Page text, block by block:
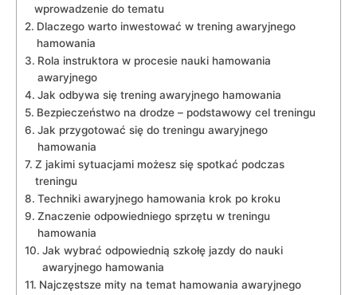
wprowadzenie do tematu
Dlaczego warto ⁢inwestować w trening awaryjnego
hamowania
Rola instruktora w procesie nauki hamowania
⁤awaryjnego
Jak odbywa się trening ⁣awaryjnego hamowania
Bezpieczeństwo na drodze – podstawowy cel treningu
Jak ⁤przygotować się do ⁤treningu awaryjnego
⁣hamowania
Z jakimi sytuacjami możesz się spotkać podczas
treningu
Techniki awaryjnego hamowania krok po kroku
Znaczenie ⁤odpowiedniego⁣ sprzętu w treningu
hamowania
Jak⁢ wybrać odpowiednią szkołę jazdy do nauki
awaryjnego hamowania
Najczęstsze mity na temat hamowania awaryjnego